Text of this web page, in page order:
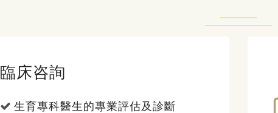
臨床咨詢
生育專科醫生的專業評估及診斷